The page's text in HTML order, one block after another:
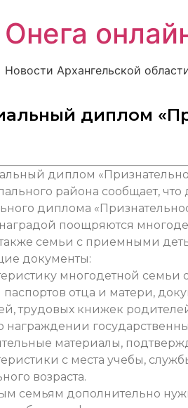
Онега
Новости Архангельской
диплом
района сообщает,
диплома
поощряются
семьи с приемными
документы:
многодетной семьи
отца и матери,
трудовых книжек
награждении
материалы,
с места учебы,
возраста.
семьям дополнительно